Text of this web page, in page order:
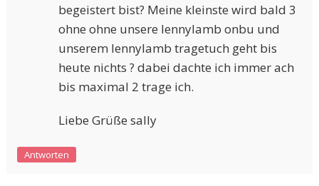
begeistert bist? Meine kleinste wird bald 3
ohne ohne unsere lennylamb onbu und
unserem lennylamb tragetuch geht bis
heute nichts ? dabei dachte ich immer ach
bis maximal 2 trage ich.
Liebe Grüße sally
Antworten